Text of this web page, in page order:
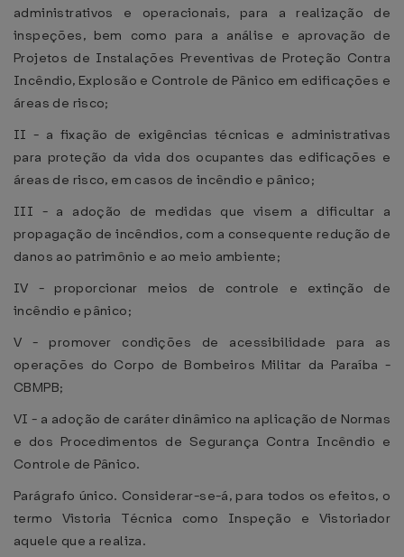
administrativos e operacionais, para a realização de
inspeções, bem como para a análise e aprovação de
Projetos de Instalações Preventivas de Proteção Contra
Incêndio, Explosão e Controle de Pânico em edificações e
áreas de risco;
II - a fixação de exigências técnicas e administrativas
para proteção da vida dos ocupantes das edificações e
áreas de risco, em casos de incêndio e pânico;
III - a adoção de medidas que visem a dificultar a
propagação de incêndios, com a consequente redução de
danos ao patrimônio e ao meio ambiente;
IV - proporcionar meios de controle e extinção de
incêndio e pânico;
V - promover condições de acessibilidade para as
operações do Corpo de Bombeiros Militar da Paraíba -
CBMPB;
VI - a adoção de caráter dinâmico na aplicação de Normas
e dos Procedimentos de Segurança Contra Incêndio e
Controle de Pânico.
Parágrafo único. Considerar-se-á, para todos os efeitos, o
termo Vistoria Técnica como Inspeção e Vistoriador
aquele que a realiza.